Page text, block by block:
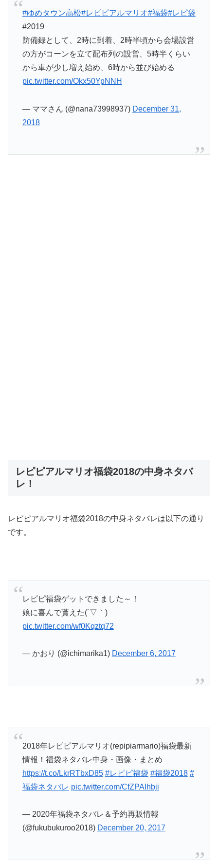
#ゆめタウン高松#レピピアルマリオ#福袋#レピ袋
#2019
防備録として、2時に到着、2時半頃から会場設営
の方がコーンを立て配布列の設営、5時半くらい
から車が少し増え始め、6時から並び始める
pic.twitter.com/Okx50YpNNH
— ママさん (@nana73998937) December 31,
2018
レピピアルマリオ福袋2018の中身ネタバ
レ！
レピピアルマリオ福袋2018の中身ネタバレは以下の通り
です。
レピピ福袋ゲットできました～！
娘に喜んで貰えた(´▽｀)
pic.twitter.com/wf0Kqztq72
— かおり (@ichimarika1) December 6, 2017
2018年レピピアルマリオ(repipiarmario)福袋最新
情報！福袋ネタバレ中身・画像・まとめ
https://t.co/LkrRTbxD85 #レピピ福袋 #福袋2018 #
福袋ネタバレ pic.twitter.com/CfZPAIhbji
— 2020年福袋ネタバレ＆予約再販情報
(@fukubukuroo2018) December 20, 2017